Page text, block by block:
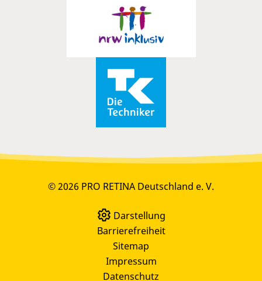
© 2026 PRO RETINA Deutschland e. V.
Darstellung
Barrierefreiheit
Sitemap
Impressum
Datenschutz